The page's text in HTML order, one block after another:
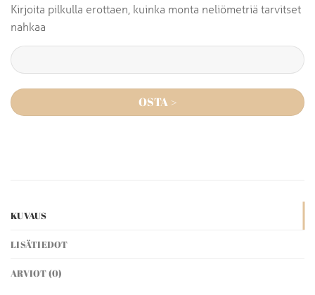
Kirjoita pilkulla erottaen, kuinka monta neliömetriä tarvitset
nahkaa
OSTA >
KUVAUS
LISÄTIEDOT
ARVIOT (0)